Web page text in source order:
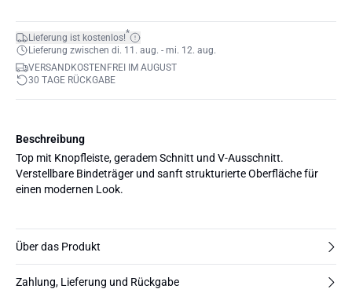
Lieferung ist kostenlos!*
Lieferung zwischen di. 11. aug. - mi. 12. aug.
VERSANDKOSTENFREI IM AUGUST
30 TAGE RÜCKGABE
Beschreibung
Top mit Knopfleiste, geradem Schnitt und V-Ausschnitt.
Verstellbare Bindeträger und sanft strukturierte Oberfläche für
einen modernen Look.
Über das Produkt
Zahlung, Lieferung und Rückgabe